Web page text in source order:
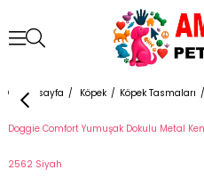
Anasayfa Köpek Köpek Tasmaları
Doggie Comfort Yumuşak Dokulu Metal
2562 Siyah